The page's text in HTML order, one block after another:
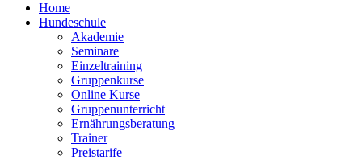
Home
Hundeschule
Akademie
Seminare
Einzeltraining
Gruppenkurse
Online Kurse
Gruppenunterricht
Ernährungsberatung
Trainer
Preistarife